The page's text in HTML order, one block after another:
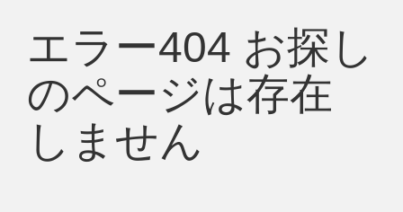
エラー404 お探し
のページは存在
しません